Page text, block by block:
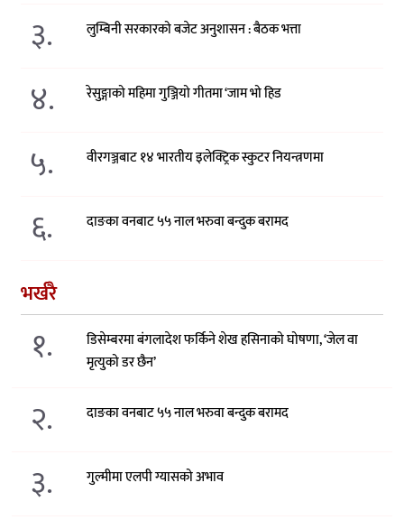
३. लुम्बिनी सरकारको बजेट अनुशासन : बैठक भत्ता
४. रेसुङ्गाको महिमा गुञ्जियो गीतमा ‘जाम भो हिड
५. वीरगञ्जबाट १४ भारतीय इलेक्ट्रिक स्कुटर नियन्त्रणमा
६. दाङका वनबाट ५५ नाल भरुवा बन्दुक बरामद
भर्खरै
१.
डिसेम्बरमा बंगलादेश फर्किने शेख हसिनाको घोषणा, ‘जेल वा
मृत्युको डर छैन’
२. दाङका वनबाट ५५ नाल भरुवा बन्दुक बरामद
३. गुल्मीमा एलपी ग्यासको अभाव